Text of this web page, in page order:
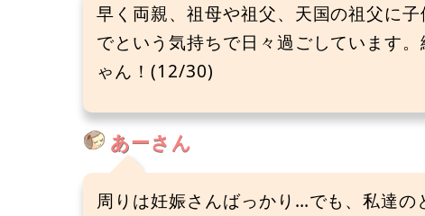
早く両親、祖母や祖父、天国の祖父に
でという気持ちで日々過ごしています
ゃん！(12/30)
あーさん
周りは妊娠さんばっかり…でも、私達